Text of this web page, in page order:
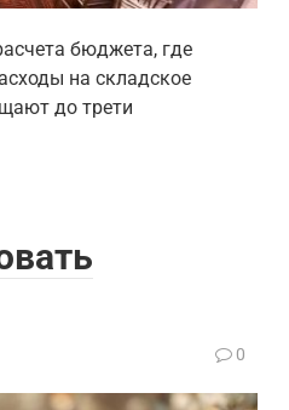
бюджета, где
на складское
до трети
0